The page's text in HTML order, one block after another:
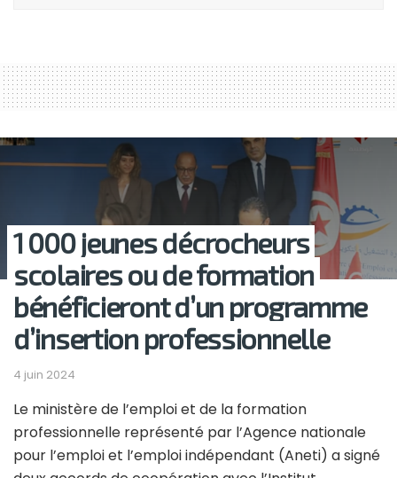
1 000 jeunes décrocheurs
scolaires ou de formation
bénéficieront d’un programme
d’insertion professionnelle
4 juin 2024
Le ministère de l’emploi et de la formation
professionnelle représenté par l’Agence nationale
pour l’emploi et l’emploi indépendant (Aneti) a signé